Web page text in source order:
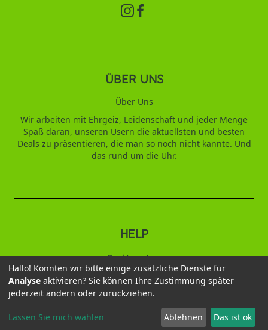
HELP
Punktesystem
ÜBER UNS
Über Uns
Wir arbeiten mit Ehrgeiz, Leidenschaft und jeder Menge
Spaß daran, unseren Usern die aktuellsten und besten
Deals zu präsentieren, die man so noch nicht kannte. Und
das rund um die Uhr.
2026 © Duftbaum
Versandbedingungen
Hallo! Könnten wir bitte einige zusätzliche Dienste für
Analyse aktivieren? Sie können Ihre Zustimmung später
jederzeit ändern oder zurückziehen.
Lassen Sie mich wählen Ablehnen Das ist ok